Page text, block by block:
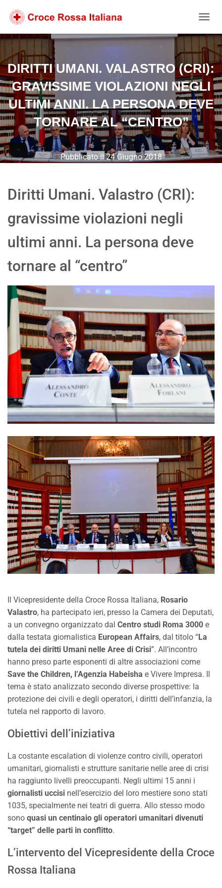
contenuto
alla
navigazione
footer
DIRITTI UMANI. VALASTRO (CRI):
GRAVISSIME VIOLAZIONI NEGLI
ULTIMI ANNI. LA PERSONA DEVE
TORNARE AL “CENTRO”
Pubblicato il24 Giugno 2018
Diritti Umani. Valastro (CRI):
gravissime violazioni negli
ultimi anni. La persona deve
tornare al “centro”
Il Vicepresidente della Croce Rossa Italiana, Rosario
Valastro, ha partecipato ieri, presso la Camera dei Deputati,
a un convegno organizzato dal Centro studi Roma 3000 e
dalla testata giornalistica European Affairs, dal titolo “La
tutela dei diritti Umani nelle Aree di Crisi”. All’incontro
hanno preso parte esponenti di altre associazioni come
Save the Children, l’Agenzia Habeisha e Vivere Impresa. Il
tema è stato analizzato secondo diverse prospettive: la
protezione dei civili e degli operatori, i diritti dell’infanzia, la
tutela nel rapporto di lavoro.
Obiettivi dell’iniziativa
La costante escalation di violenze contro civili, operatori
umanitari, giornalisti e strutture sanitarie nelle aree di crisi
ha raggiunto livelli preoccupanti. Negli ultimi 15 anni i
giornalisti uccisi nell’esercizio del loro mestiere sono stati
1035, specialmente nei teatri di guerra. Allo stesso modo
sono quasi un centinaio gli operatori umanitari divenuti
“target” delle parti in conflitto.
L’intervento del Vicepresidente della Croce
Rossa Italiana